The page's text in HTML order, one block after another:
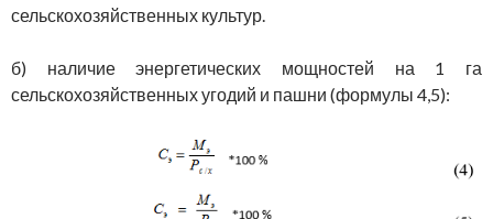
сельскохозяйственных культур.
б) наличие энергетических мощностей на 1 га
сельскохозяйственных угодий и пашни (формулы 4,5):